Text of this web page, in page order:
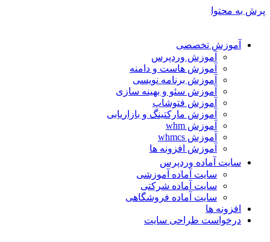
پرش به محتوا
آموزش تخصصی
آموزش وردپرس
آموزش هاست و دامنه
آموزش برنامه نویسی
آموزش سئو و بهینه سازی
آموزش فتوشاپ
آموزش مارکتینگ و بازاریابی
آموزش whm
آموزش whmcs
آموزش افزونه ها
سایت آماده وردپرس
سایت آماده آموزشی
سایت آماده شرکتی
سایت آماده فروشگاهی
افزونه ها
درخواست طراحی سایت